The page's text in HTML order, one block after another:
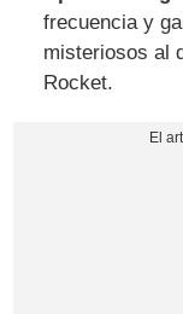
frecuencia y
misteriosos al
Rocket.